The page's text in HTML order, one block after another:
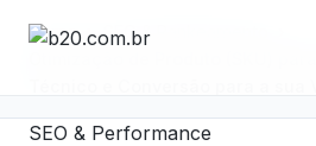
Home › SEO & Rankeamento
SEO & Performance